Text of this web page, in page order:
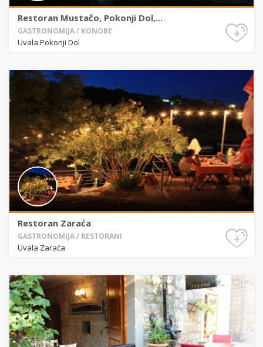
Restoran Mustačo, Pokonji Dol,...
GASTRONOMIJA / KONOBE
Uvala Pokonji Dol
+
Restoran Zaraća
GASTRONOMIJA / RESTORANI
Uvala Zaraća
+